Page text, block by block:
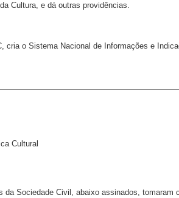
Cultura, e dá outras providências.
cria o Sistema Nacional de Informações e
Cultural
da Sociedade Civil, abaixo assinados, tomaram